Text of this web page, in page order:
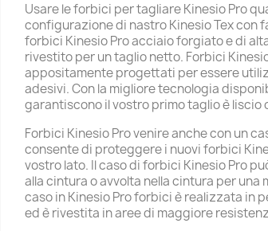
Usare le forbici per tagliare Kinesio Pro
configurazione di nastro Kinesio Tex con
forbici Kinesio Pro acciaio forgiato e di
rivestito per un taglio netto. Forbici
appositamente progettati per essere
adesivi. Con la migliore tecnologia
garantiscono il vostro primo taglio è liscio
Forbici Kinesio Pro venire anche con un
consente di proteggere i nuovi forbici
vostro lato. Il caso di forbici Kinesio Pro
alla cintura o avvolta nella cintura per una
caso in Kinesio Pro forbici è realizzata in
ed è rivestita in aree di maggiore